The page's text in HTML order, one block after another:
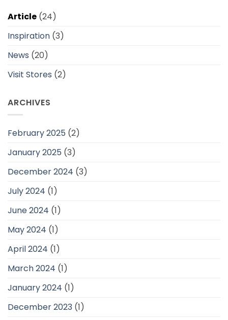
Article (24)
Inspiration (3)
News (20)
Visit Stores (2)
ARCHIVES
February 2025 (2)
January 2025 (3)
December 2024 (3)
July 2024 (1)
June 2024 (1)
May 2024 (1)
April 2024 (1)
March 2024 (1)
January 2024 (1)
December 2023 (1)